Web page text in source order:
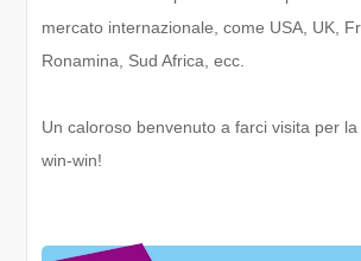
mercato internazionale, come USA, UK,
Ronamina, Sud Africa, ecc.
Un caloroso benvenuto a farci visita per
win-win!